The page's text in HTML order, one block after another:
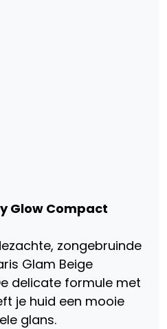
Glow Compact
zongebruinde
Glam Beige
delicate formule met
je huid een mooie
glans.